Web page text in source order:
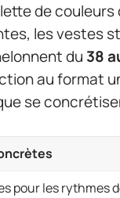
de
les vestes
du 38
au format
se
pour les rythmes